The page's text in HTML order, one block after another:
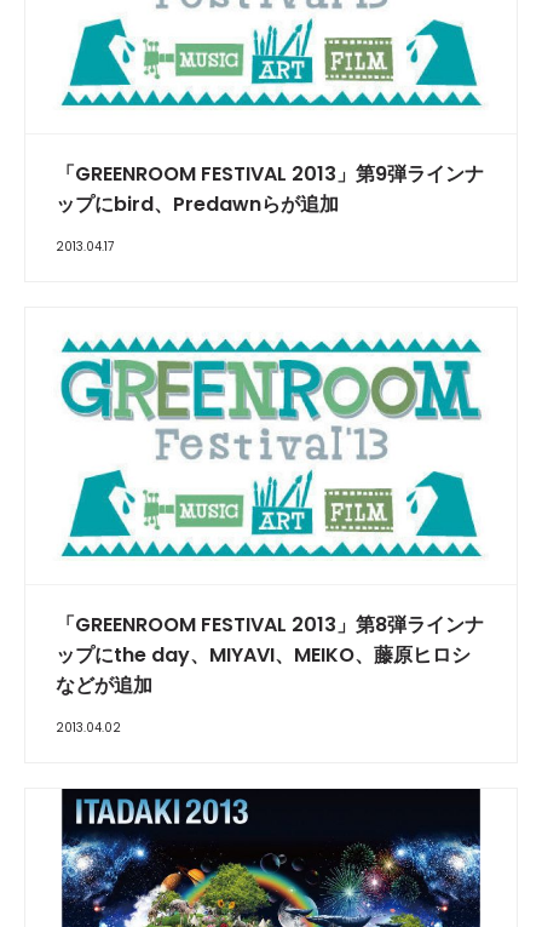
「GREENROOM FESTIVAL 2013」第9弾ラインナ
ップにbird、Predawnらが追加
2013.04.17
「GREENROOM FESTIVAL 2013」第8弾ラインナ
ップにthe day、MIYAVI、MEIKO、藤原ヒロシ
などが追加
2013.04.02